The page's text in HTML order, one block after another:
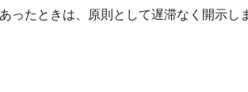
たときは、原則として遅滞なく開示